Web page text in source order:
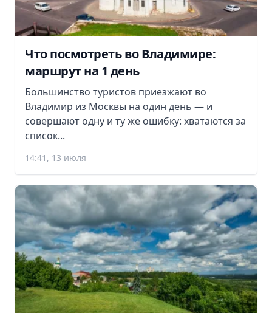
Что посмотреть во Владимире:
маршрут на 1 день
Большинство туристов приезжают во
Владимир из Москвы на один день — и
совершают одну и ту же ошибку: хватаются за
список...
14:41, 13 июля